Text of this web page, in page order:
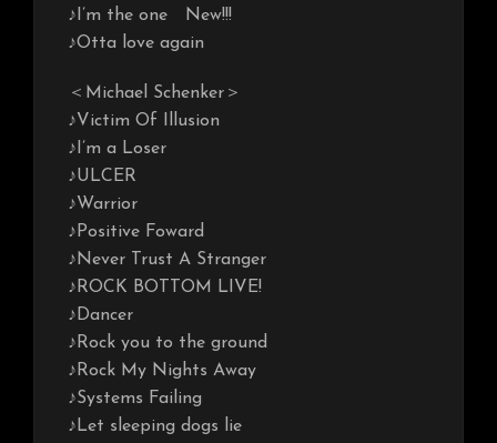
♪I’m the one New!!!
♪Otta love again
＜Michael Schenker＞
♪Victim Of Illusion
♪I’m a Loser
♪ULCER
♪Warrior
♪Positive Foward
♪Never Trust A Stranger
♪ROCK BOTTOM LIVE!
♪Dancer
♪Rock you to the ground
♪Rock My Nights Away
♪Systems Failing
♪Let sleeping dogs lie